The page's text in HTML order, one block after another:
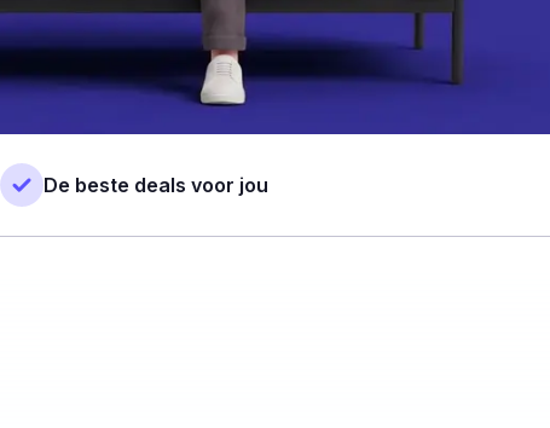
De beste deals voor jou